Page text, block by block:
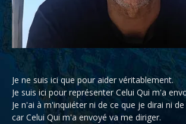
Je ne suis ici que pour aider véritablement.
Je suis ici pour représenter Celui Qui m'a
Je n'ai à m'inquiéter ni de ce que je dirai ni
car Celui Qui m'a envoyé va me diriger.